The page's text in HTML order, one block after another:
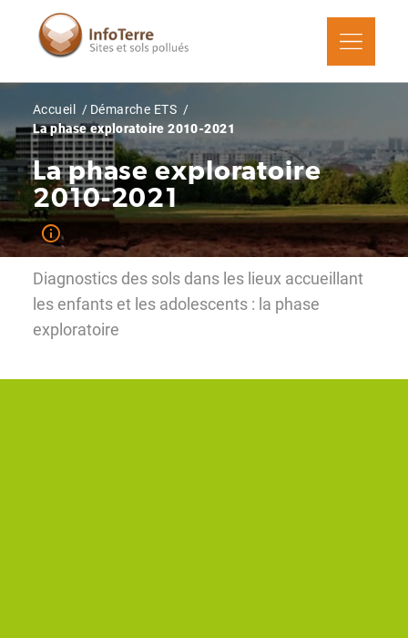
contenu
Fil
d'Ariane
Accueil
Démarche ETS
La phase exploratoire 2010-2021
La phase exploratoire
2010-2021
Diagnostics des sols dans les lieux accueillant
les enfants et les adolescents : la phase
exploratoire